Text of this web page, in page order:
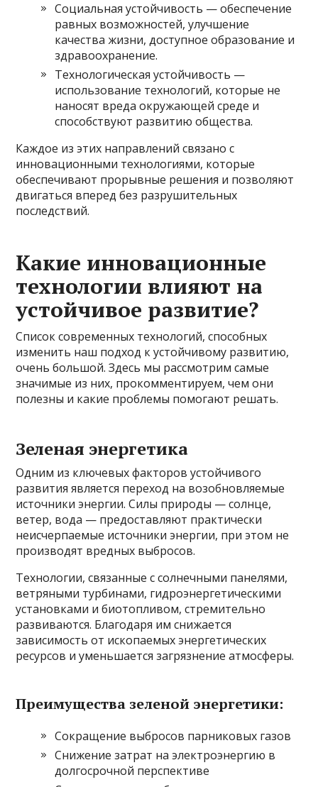
Социальная устойчивость — обеспечение
равных возможностей, улучшение
качества жизни, доступное образование и
здравоохранение.
Технологическая устойчивость —
использование технологий, которые не
наносят вреда окружающей среде и
способствуют развитию общества.
Каждое из этих направлений связано с
инновационными технологиями, которые
обеспечивают прорывные решения и позволяют
двигаться вперед без разрушительных
последствий.
Какие инновационные
технологии влияют на
устойчивое развитие?
Список современных технологий, способных
изменить наш подход к устойчивому развитию,
очень большой. Здесь мы рассмотрим самые
значимые из них, прокомментируем, чем они
полезны и какие проблемы помогают решать.
Зеленая энергетика
Одним из ключевых факторов устойчивого
развития является переход на возобновляемые
источники энергии. Силы природы — солнце,
ветер, вода — предоставляют практически
неисчерпаемые источники энергии, при этом не
производят вредных выбросов.
Технологии, связанные с солнечными панелями,
ветряными турбинами, гидроэнергетическими
установками и биотопливом, стремительно
развиваются. Благодаря им снижается
зависимость от ископаемых энергетических
ресурсов и уменьшается загрязнение атмосферы.
Преимущества зеленой энергетики:
Сокращение выбросов парниковых газов
Снижение затрат на электроэнергию в
долгосрочной перспективе